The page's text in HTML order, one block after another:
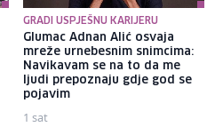
GRADI USPJEŠNU KARIJERU
Glumac Adnan Alić osvaja
mreže urnebesnim snimcima:
Navikavam se na to da me
ljudi prepoznaju gdje god se
pojavim
1 sat